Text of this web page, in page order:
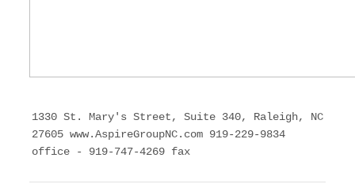
1330 St. Mary's Street, Suite 340, Raleigh, NC
27605 www.AspireGroupNC.com 919-229-9834
office - 919-747-4269 fax